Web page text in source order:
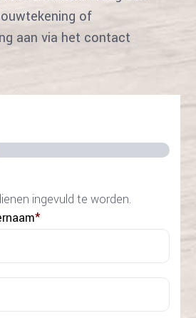
of
aan via het contact
ingevuld te worden.
*